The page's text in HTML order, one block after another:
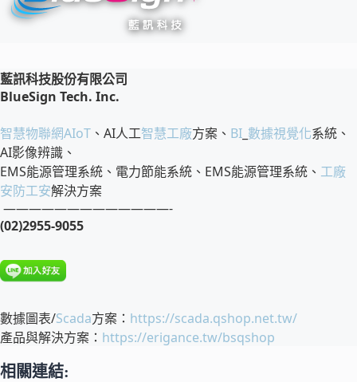
藍訊科技股份有限公司
BlueSign Tech. Inc.
智慧物聯網AIoT 、AI人工智慧工廠方案、 BI 數據視覺化系統、
AI影像辨識、
EMS能源管理系統、電力節能系統、EMS能源管理系統、 工廠
安防工安解決方案
—————————————-
(02)2955-9055
數據圖表/Scada方案： https://scada.qshop.net.tw/
產品與解決方案： https://erigance.tw/bsqshop
相關連結: